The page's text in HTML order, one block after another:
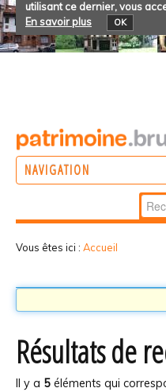
utilisant ce dernier, vous
En savoir plus
OK
NAVIGATION
Vous êtes ici : Accueil
Résultats de
Il y a 5 éléments qui